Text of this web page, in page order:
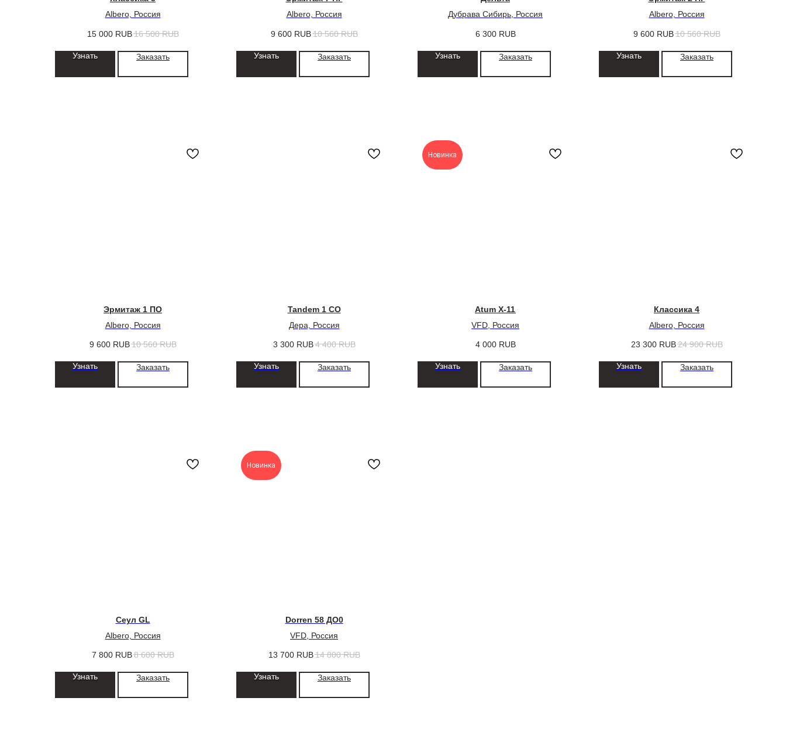
Albero, Россия
15 000 RUB16 500 RUB
Узнать Заказать
Albero, Россия
9 600 RUB10 560 RUB
Узнать Заказать
Дубрава Сибирь, Россия
6 300 RUB
Узнать Заказать
Albero, Россия
9 600 RUB10 560 RUB
Узнать Заказать
Эрмитаж 1 ПО
Albero, Россия
9 600 RUB10 560 RUB
Узнать Заказать
Tandem 1 СО
Дера, Россия
3 300 RUB4 400 RUB
Узнать Заказать
Новинка
Atum X-11
VFD, Россия
4 000 RUB
Узнать Заказать
Классика 4
Albero, Россия
23 300 RUB24 900 RUB
Узнать Заказать
Сеул GL
Albero, Россия
7 800 RUB8 600 RUB
Узнать Заказать
Новинка
Dorren 58 ДО0
VFD, Россия
13 700 RUB14 800 RUB
Узнать Заказать